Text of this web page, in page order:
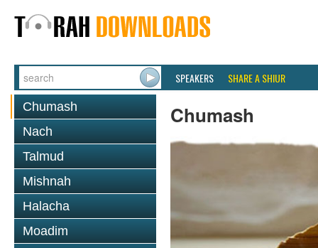
SPEAKERS SHARE A SHIUR
Chumash
Nach
Talmud
Mishnah
Halacha
Moadim
Chumash